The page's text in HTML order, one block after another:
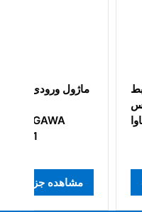
ماژول برده رابط
یوکوگاوا
مشاهده جزئیات